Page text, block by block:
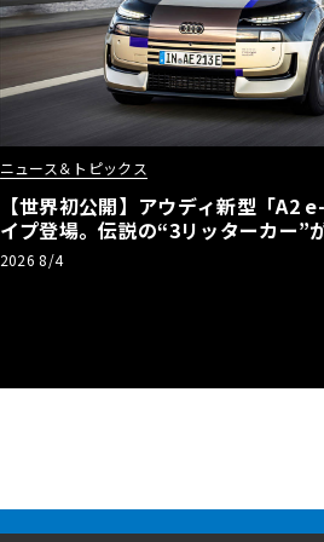
ニュース＆トピックス
【世界初公開】アウディ新型「A2
イプ登場。伝説の“3リッターカー”
リーBEVとして復活【画像38枚】
2026 8/4